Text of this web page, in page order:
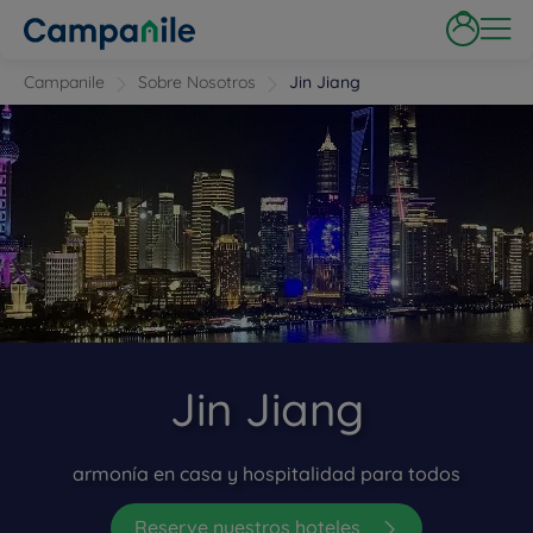
Campanile Sobre Nosotros Jin Jiang
Jin Jiang
armonía en casa y hospitalidad para todos
Reserve nuestros hoteles